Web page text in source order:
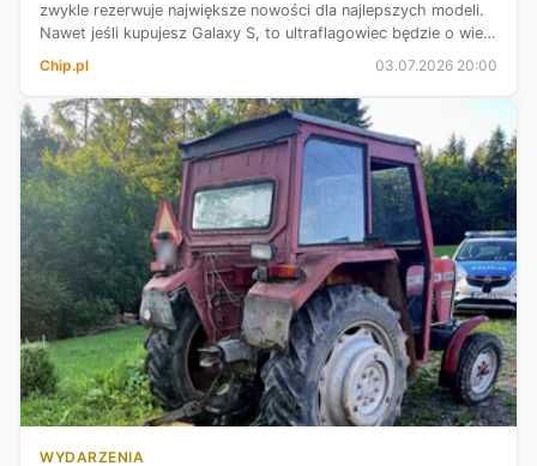
zwykle rezerwuje największe nowości dla najlepszych modeli.
Nawet jeśli kupujesz Galaxy S, to ultraflagowiec będzie o wiele
lepszy od podstawowej S-ki. Tak to już jest. Chociaż zwykle
godzimy ...
Chip.pl 03.07.2026 20:00
WYDARZENIA